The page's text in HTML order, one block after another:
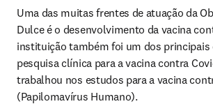
Uma das muitas frentes de atuação da
Dulce é o desenvolvimento da vacina
instituição também foi um dos principais
pesquisa clínica para a vacina contra
trabalhou nos estudos para a vacina
(Papilomavírus Humano).